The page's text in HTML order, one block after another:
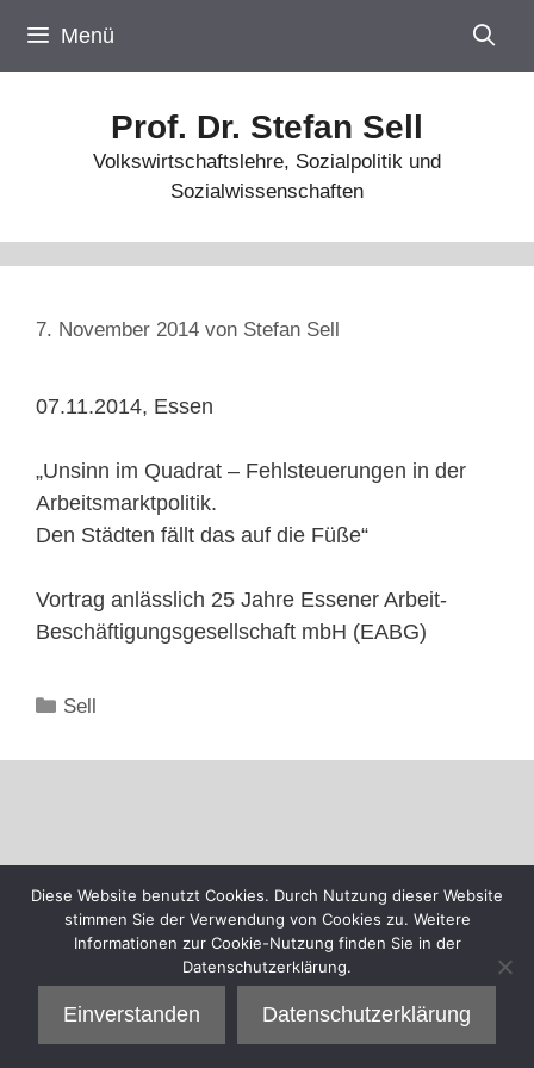
Inhalt
springen
Menü
Prof. Dr. Stefan Sell
Volkswirtschaftslehre, Sozialpolitik und
Sozialwissenschaften
7. November 2014 von Stefan Sell
07.11.2014, Essen
„Unsinn im Quadrat – Fehlsteuerungen in der
Arbeitsmarktpolitik.
Den Städten fällt das auf die Füße“
Vortrag anlässlich 25 Jahre Essener Arbeit-
Beschäftigungsgesellschaft mbH (EABG)
Kategorien
Sell
Diese Website benutzt Cookies. Durch Nutzung dieser Website
stimmen Sie der Verwendung von Cookies zu. Weitere
Informationen zur Cookie-Nutzung finden Sie in der
Datenschutzerklärung.
Einverstanden Datenschutzerklärung